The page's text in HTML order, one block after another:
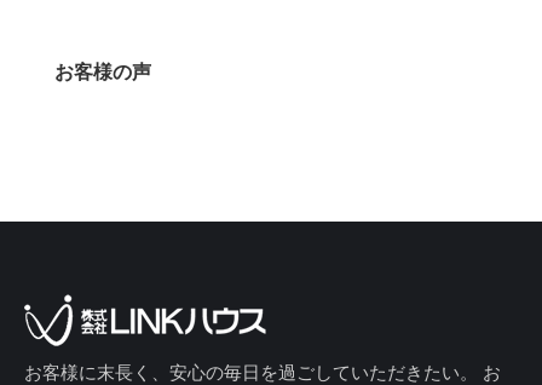
お客様の声
お客様に末長く、安心の毎日を過ごしていただきたい。 お